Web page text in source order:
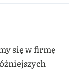
się w firmę